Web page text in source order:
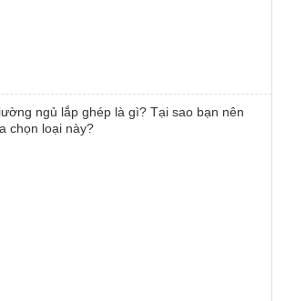
ngủ lắp ghép là gì? Tại sao bạn nên
chọn loại này?